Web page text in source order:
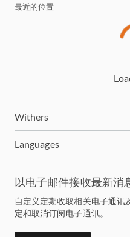
最近的位置
Withers
Languages
以电子邮件接收最新消
自定义定期收取相关电子通讯
定和取消订阅电子通讯。